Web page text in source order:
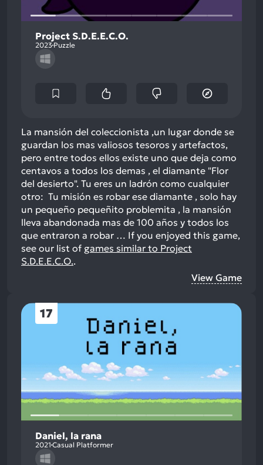
Project S.D.E.E.C.O.
2023 Puzzle
La mansión del coleccionista ,un lugar donde se
guardan los mas valiosos tesoros y artefactos,
pero entre todos ellos existe uno que deja como
centavos a todos los demas , el diamante "Flor
del desierto". Tu eres un ladrón como cualquier
otro: Tu misión es robar ese diamante , solo hay
un pequeño pequeñito problemita , la mansión
lleva abandonada mas de 100 años y todos los
que entraron a robar … If you enjoyed this game,
see our list of games similar to Project
S.D.E.E.C.O..
View Game
17
Daniel, la rana
2021 Casual Platformer